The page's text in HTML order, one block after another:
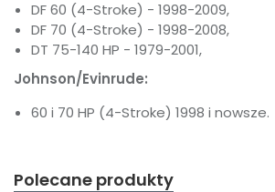
DF 60 (4-Stroke) - 1998-2009,
DF 70 (4-Stroke) - 1998-2008,
DT 75-140 HP - 1979-2001,
Johnson/Evinrude:
60 i 70 HP (4-Stroke) 1998 i nowsze.
Polecane produkty